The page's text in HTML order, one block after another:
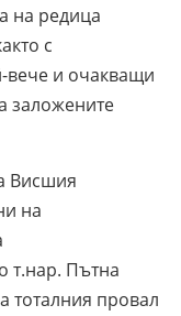
на редица
с
вече и очакващи
заложените
Висшия
на
т.нар. Пътна
тоталния провал